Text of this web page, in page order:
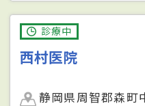
診療中
西村医院
静岡県周智郡森町